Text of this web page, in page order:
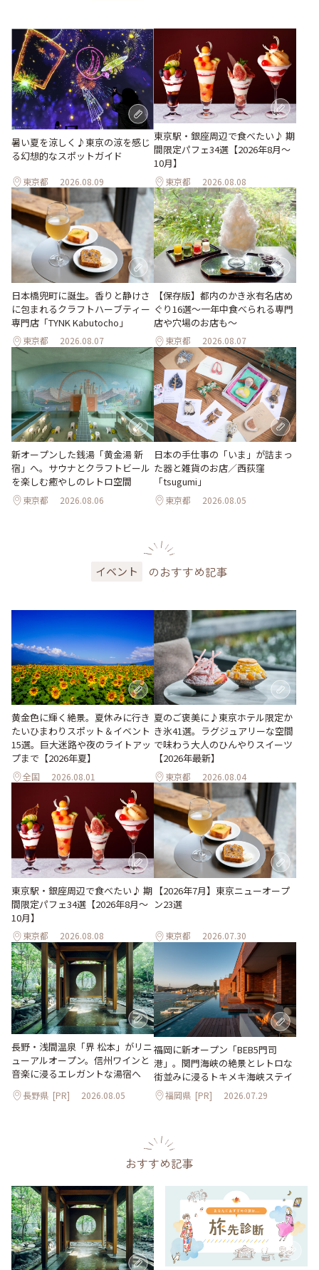
暑い夏を涼しく♪東京の涼を感じ
る幻想的なスポットガイド
東京都 2026.08.09
東京駅・銀座周辺で食べたい♪ 期
間限定パフェ34選【2026年8月～
10月】
東京都 2026.08.08
日本橋兜町に誕生。香りと静けさ
に包まれるクラフトハーブティー
専門店「TYNK Kabutocho」
東京都 2026.08.07
【保存版】都内のかき氷有名店め
ぐり16選～一年中食べられる専門
店や穴場のお店も～
東京都 2026.08.07
新オープンした銭湯「黄金湯 新
宿」へ。サウナとクラフトビール
を楽しむ癒やしのレトロ空間
東京都 2026.08.06
日本の手仕事の「いま」が詰まっ
た器と雑貨のお店／西荻窪
「tsugumi」
東京都 2026.08.05
イベント のおすすめ記事
黄金色に輝く絶景。夏休みに行き
たいひまわりスポット＆イベント
15選。巨大迷路や夜のライトアッ
プまで【2026年夏】
全国 2026.08.01
夏のご褒美に♪東京ホテル限定か
き氷41選。ラグジュアリーな空間
で味わう大人のひんやりスイーツ
【2026年最新】
東京都 2026.08.04
東京駅・銀座周辺で食べたい♪ 期
間限定パフェ34選【2026年8月～
10月】
東京都 2026.08.08
【2026年7月】東京ニューオープ
ン23選
東京都 2026.07.30
長野・浅間温泉「界 松本」がリニ
ューアルオープン。信州ワインと
音楽に浸るエレガントな湯宿へ
長野県 [PR] 2026.08.05
福岡に新オープン「BEB5門司
港」。関門海峡の絶景とレトロな
街並みに浸るトキメキ海峡ステイ
福岡県 [PR] 2026.07.29
おすすめ記事